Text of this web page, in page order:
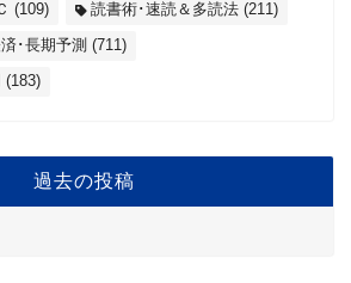
(109) 読書術･速読＆多読法 (211)
･長期予測 (711)
(183)
過去の投稿